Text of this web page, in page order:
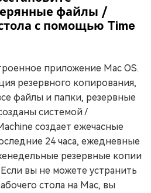
файлы /
с помощью Time
приложение Mac OS.
резервного копирования,
файлы и папки, резервные
системой /
создает ежечасные
24 часа, ежедневные
резервные копии
вы не можете устранить
стола на Mac, вы